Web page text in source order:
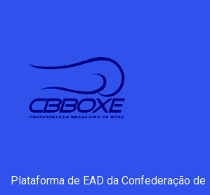
Plataforma de EAD da Confederação de